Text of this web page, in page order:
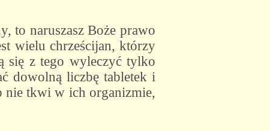
to naruszasz Boże prawo
wielu chrześcijan, którzy
się z tego wyleczyć tylko
dowolną liczbę tabletek i
nie tkwi w ich organizmie,